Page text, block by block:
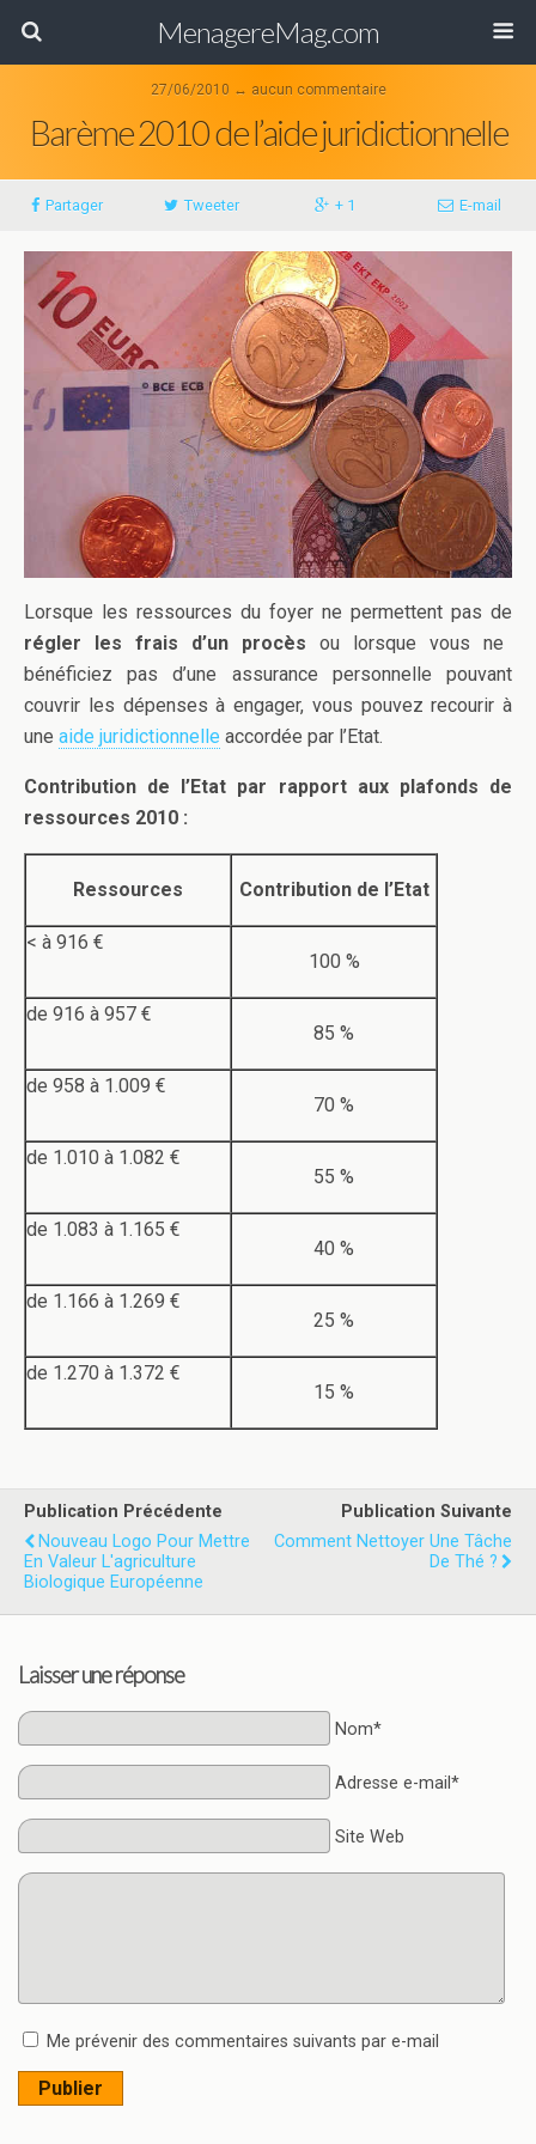
MenagereMag.com
27/06/2010 ↔ aucun commentaire
Barème 2010 de l’aide juridictionnelle
Partager Tweeter + 1 E-mail
Lorsque les ressources du foyer ne permettent pas de
régler les frais d’un procès ou lorsque vous ne
bénéficiez pas d’une assurance personnelle pouvant
couvrir les dépenses à engager, vous pouvez recourir à
une aide juridictionnelle accordée par l’Etat.
Contribution de l’Etat par rapport aux plafonds de
ressources 2010 :
Ressources Contribution de l’Etat
< à 916 €
100 %
de 916 à 957 €
85 %
de 958 à 1.009 €
70 %
de 1.010 à 1.082 €
55 %
de 1.083 à 1.165 €
40 %
de 1.166 à 1.269 €
25 %
de 1.270 à 1.372 €
15 %
Publication Précédente
Nouveau Logo Pour Mettre
En Valeur L'agriculture
Biologique Européenne
Publication Suivante
Comment Nettoyer Une Tâche
De Thé ?
Laisser une réponse
Nom*
Adresse e-mail*
Site Web
Me prévenir des commentaires suivants par e-mail
Publier